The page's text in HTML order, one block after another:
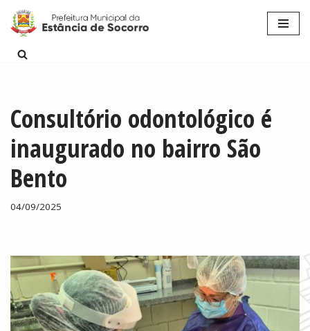
Pular
para
Consultório odontológico é
inaugurado no bairro São
Bento
04/09/2025